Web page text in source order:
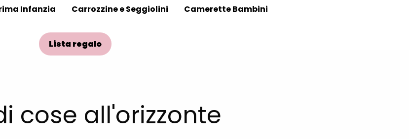
Infanzia Carrozzine e Seggiolini
Camerette Bambini
Lista regalo
cose all'orizzonte